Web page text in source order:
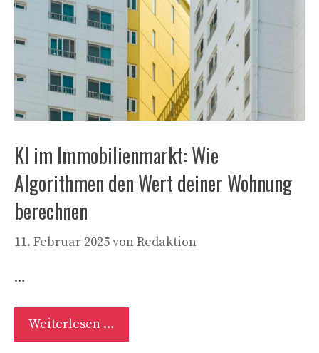
KI im Immobilienmarkt: Wie
Algorithmen den Wert deiner Wohnung
berechnen
11. Februar 2025vonRedaktion
…
Weiterlesen …